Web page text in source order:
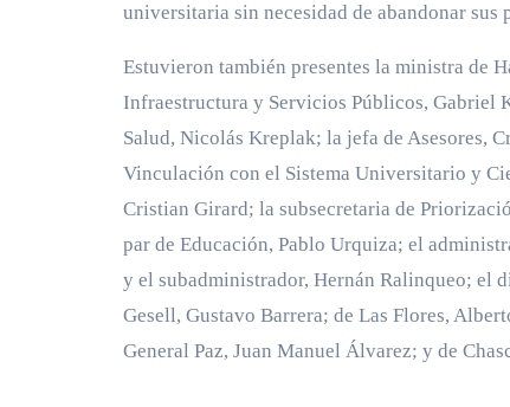
universitaria sin necesidad de abandonar sus
Estuvieron también presentes la ministra de
Infraestructura y Servicios Públicos, Gabriel
Salud, Nicolás Kreplak; la jefa de Asesores,
Vinculación con el Sistema Universitario y
Cristian Girard; la subsecretaria de
par de Educación, Pablo Urquiza; el
y el subadministrador, Hernán Ralinqueo; el
Gesell, Gustavo Barrera; de Las Flores,
General Paz, Juan Manuel Álvarez; y de